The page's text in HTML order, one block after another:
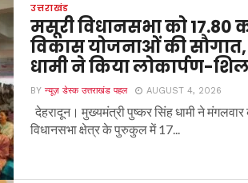
उत्तराखंड
मसूरी विधानसभा को 17.80
विकास योजनाओं की
धामी ने किया लोकार्पण-
BYन्यूज़ डेस्क उत्तराखंड पहल AUGUST 4, 2026
देहरादून। मुख्यमंत्री पुष्कर सिंह धामी ने मंगलवार
विधानसभा क्षेत्र के पुरुकुल में 17...